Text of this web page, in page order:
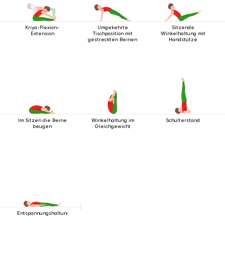
Kriya-Flexion-
Extension
Umgekehrte
Tischposition mit
gestreckten Beinen
Sitzende
Winkelhaltung mit
Handstütze
Im Sitzen die Beine
beugen
Winkelhaltung im
Gleichgewicht
Schulterstand
Entspannungshaltung